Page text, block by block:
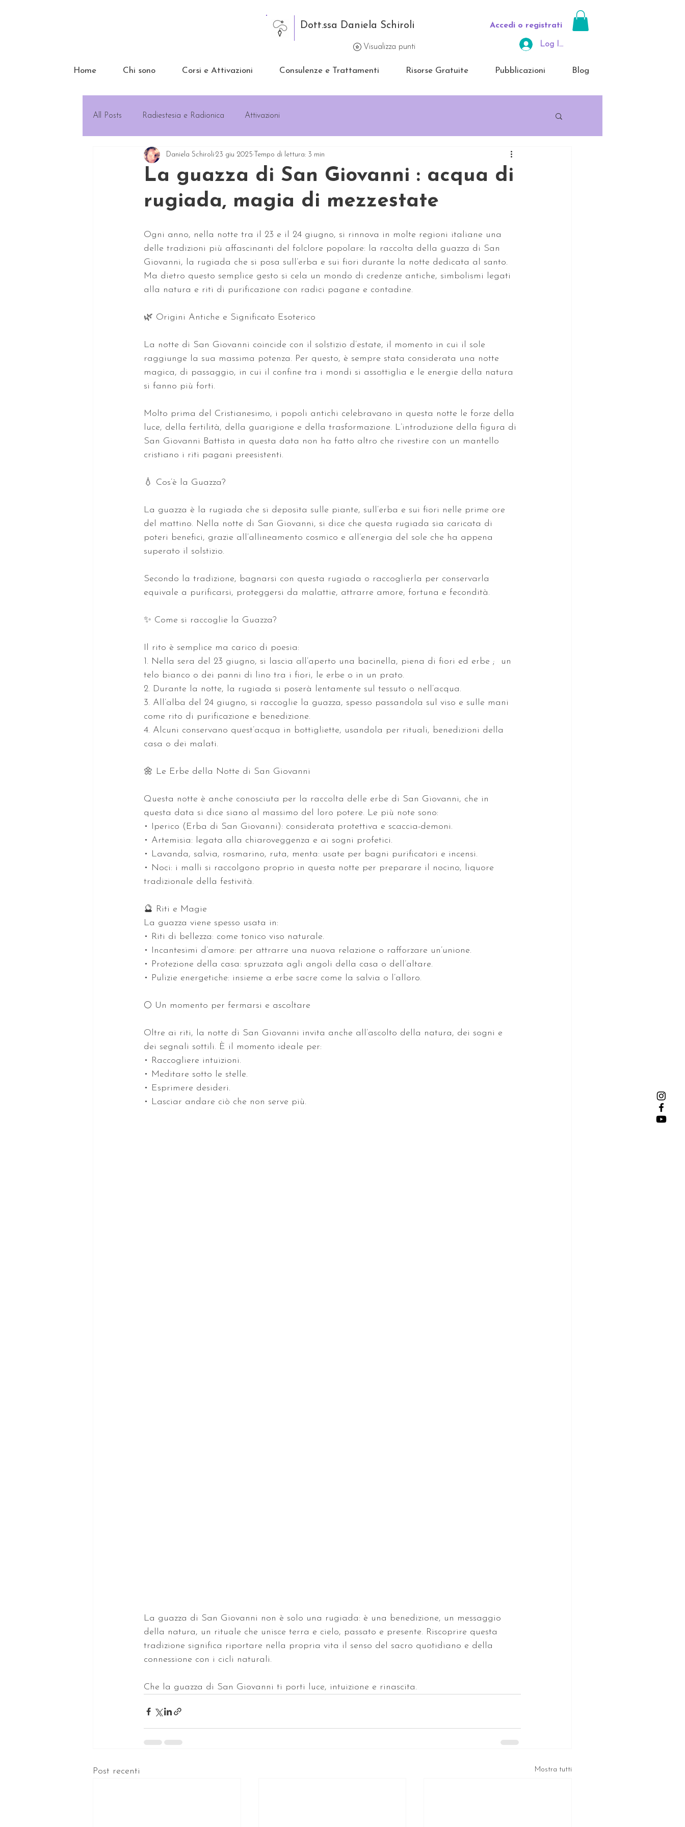
Dott.ssa Daniela Schiroli
Log In Area Riservata
Accedi o registrati
Home Chi sono Corsi e Attivazioni Consulenze e Trattamenti Risorse Gratuite Pubblicazioni Blog
Visualizza punti
All Posts Radiestesia e Radionica Attivazioni
La guazza di San Giovanni : acqua di
rugiada, magia di mezzestate
Daniela Schiroli 23 giu 2025 Tempo di lettura: 3 min
Ogni anno, nella notte tra il 23 e il 24 giugno, si rinnova in molte regioni italiane una
delle tradizioni più affascinanti del folclore popolare: la raccolta della guazza di San
Giovanni, la rugiada che si posa sull’erba e sui fiori durante la notte dedicata al santo.
Ma dietro questo semplice gesto si cela un mondo di credenze antiche, simbolismi legati
alla natura e riti di purificazione con radici pagane e contadine.
🌿 Origini Antiche e Significato Esoterico
La notte di San Giovanni coincide con il solstizio d’estate, il momento in cui il sole
raggiunge la sua massima potenza. Per questo, è sempre stata considerata una notte
magica, di passaggio, in cui il confine tra i mondi si assottiglia e le energie della natura
si fanno più forti.
Molto prima del Cristianesimo, i popoli antichi celebravano in questa notte le forze della
luce, della fertilità, della guarigione e della trasformazione. L’introduzione della figura di
San Giovanni Battista in questa data non ha fatto altro che rivestire con un mantello
cristiano i riti pagani preesistenti.
💧 Cos’è la Guazza?
La guazza è la rugiada che si deposita sulle piante, sull’erba e sui fiori nelle prime ore
del mattino. Nella notte di San Giovanni, si dice che questa rugiada sia caricata di
poteri benefici, grazie all’allineamento cosmico e all’energia del sole che ha appena
superato il solstizio.
Secondo la tradizione, bagnarsi con questa rugiada o raccoglierla per conservarla
equivale a purificarsi, proteggersi da malattie, attrarre amore, fortuna e fecondità.
✨ Come si raccoglie la Guazza?
Il rito è semplice ma carico di poesia:
1. Nella sera del 23 giugno, si lascia all’aperto una bacinella, piena di fiori ed erbe ;  un
telo bianco o dei panni di lino tra i fiori, le erbe o in un prato.
2. Durante la notte, la rugiada si poserà lentamente sul tessuto o nell’acqua.
3. All’alba del 24 giugno, si raccoglie la guazza, spesso passandola sul viso e sulle mani
come rito di purificazione e benedizione.
4. Alcuni conservano quest’acqua in bottigliette, usandola per rituali, benedizioni della
casa o dei malati.
🌼 Le Erbe della Notte di San Giovanni
Questa notte è anche conosciuta per la raccolta delle erbe di San Giovanni, che in
questa data si dice siano al massimo del loro potere. Le più note sono:
• Iperico (Erba di San Giovanni): considerata protettiva e scaccia-demoni.
• Artemisia: legata alla chiaroveggenza e ai sogni profetici.
• Lavanda, salvia, rosmarino, ruta, menta: usate per bagni purificatori e incensi.
• Noci: i malli si raccolgono proprio in questa notte per preparare il nocino, liquore
tradizionale della festività.
🔮 Riti e Magie
La guazza viene spesso usata in:
• Riti di bellezza: come tonico viso naturale.
• Incantesimi d’amore: per attrarre una nuova relazione o rafforzare un’unione.
• Protezione della casa: spruzzata agli angoli della casa o dell’altare.
• Pulizie energetiche: insieme a erbe sacre come la salvia o l’alloro.
🌕 Un momento per fermarsi e ascoltare
Oltre ai riti, la notte di San Giovanni invita anche all’ascolto della natura, dei sogni e
dei segnali sottili. È il momento ideale per:
• Raccogliere intuizioni.
• Meditare sotto le stelle.
• Esprimere desideri.
• Lasciar andare ciò che non serve più.
La guazza di San Giovanni non è solo una rugiada: è una benedizione, un messaggio
della natura, un rituale che unisce terra e cielo, passato e presente. Riscoprire questa
tradizione significa riportare nella propria vita il senso del sacro quotidiano e della
connessione con i cicli naturali.
Che la guazza di San Giovanni ti porti luce, intuizione e rinascita.
Post recenti Mostra tutti